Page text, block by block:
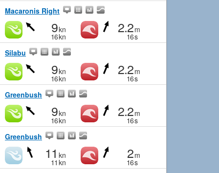
Macaronis Right
9kn
16kn
2.2m
16s
Silabu
9kn
16kn
2.2m
16s
Greenbush
9kn
16kn
2.2m
16s
Greenbush
11 kn
11 kn
2m
16s